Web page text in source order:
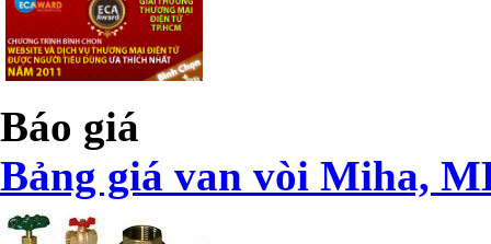
Báo giá
Bảng giá van vòi Miha,